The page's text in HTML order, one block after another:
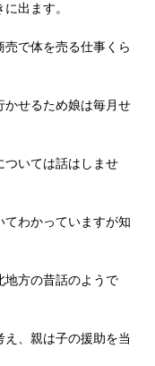
出ます。
で体を売る仕事くら
かせるため娘は毎月せ
ついては話はしませ
わかっていますが知
地方の昔話のようで
、親は子の援助を当